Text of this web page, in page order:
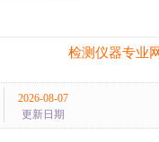
检测仪器专业网
2026-08-07
更新日期